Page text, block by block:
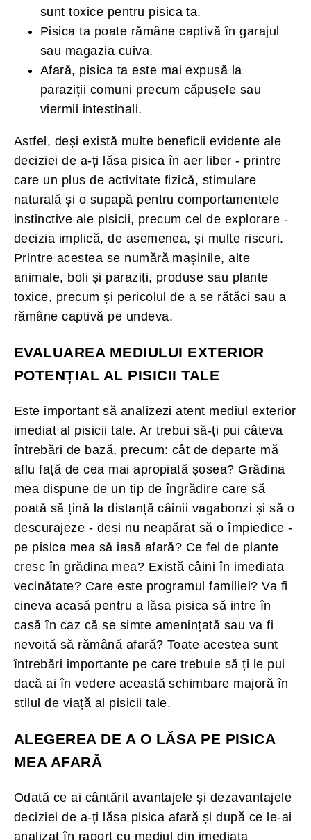
sunt toxice pentru pisica ta.
Pisica ta poate rămâne captivă în garajul
sau magazia cuiva.
Afară, pisica ta este mai expusă la
paraziții comuni precum căpușele sau
viermii intestinali.
Astfel, deși există multe beneficii evidente ale
deciziei de a-ți lăsa pisica în aer liber - printre
care un plus de activitate fizică, stimulare
naturală și o supapă pentru comportamentele
instinctive ale pisicii, precum cel de explorare -
decizia implică, de asemenea, și multe riscuri.
Printre acestea se numără mașinile, alte
animale, boli și paraziți, produse sau plante
toxice, precum și pericolul de a se rătăci sau a
rămâne captivă pe undeva.
EVALUAREA MEDIULUI EXTERIOR
POTENȚIAL AL PISICII TALE
Este important să analizezi atent mediul exterior
imediat al pisicii tale. Ar trebui să-ți pui câteva
întrebări de bază, precum: cât de departe mă
aflu față de cea mai apropiată șosea? Grădina
mea dispune de un tip de îngrădire care să
poată să țină la distanță câinii vagabonzi și să o
descurajeze - deși nu neapărat să o împiedice -
pe pisica mea să iasă afară? Ce fel de plante
cresc în grădina mea? Există câini în imediata
vecinătate? Care este programul familiei? Va fi
cineva acasă pentru a lăsa pisica să intre în
casă în caz că se simte amenințată sau va fi
nevoită să rămână afară? Toate acestea sunt
întrebări importante pe care trebuie să ți le pui
dacă ai în vedere această schimbare majoră în
stilul de viață al pisicii tale.
ALEGEREA DE A O LĂSA PE PISICA
MEA AFARĂ
Odată ce ai cântărit avantajele și dezavantajele
deciziei de a-ți lăsa pisica afară și după ce le-ai
analizat în raport cu mediul din imediata